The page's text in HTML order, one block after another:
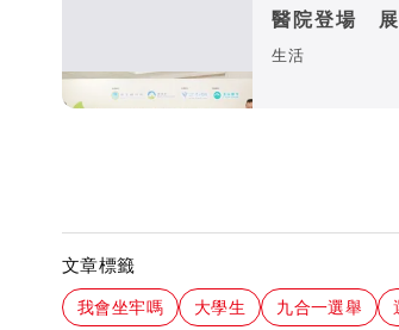
醫院登場 展
企業永續發展
生活
文章標籤
我會坐牢嗎 大學生 九合一選舉